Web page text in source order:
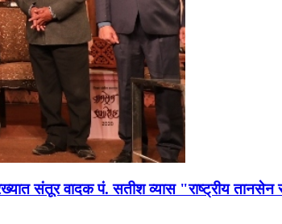
संतूर वादक पं. सतीश व्यास "राष्ट्रीय